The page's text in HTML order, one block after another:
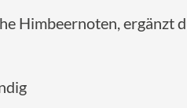
Himbeernoten, ergänzt